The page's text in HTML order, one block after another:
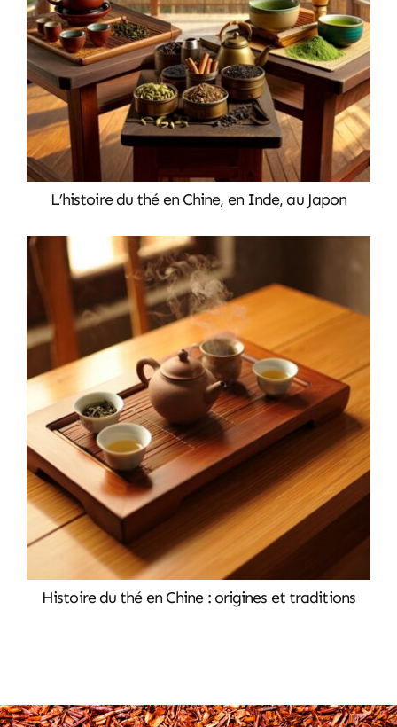
ARTICLES
CONTACT
L’histoire du thé en Chine, en Inde, au Japon
Histoire du thé en Chine : origines et traditions